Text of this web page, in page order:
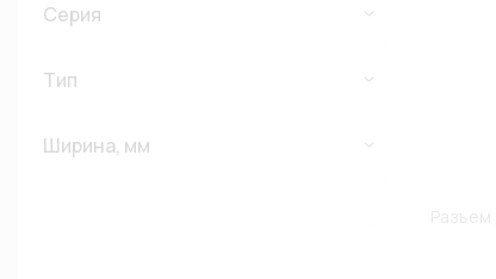
Серия
Тип
Ширина, мм